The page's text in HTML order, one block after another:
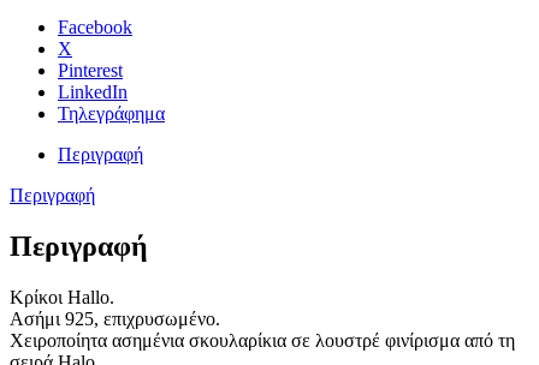
Facebook
X
Pinterest
LinkedIn
Τηλεγράφημα
Περιγραφή
Περιγραφή
Περιγραφή
Κρίκοι Hallo.
Ασήμι 925, επιχρυσωμένο.
Χειροποίητα ασημένια σκουλαρίκια σε λουστρέ φινίρισμα από τη